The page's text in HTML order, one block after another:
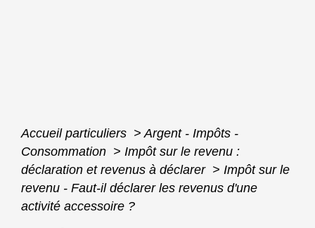
Accueil particuliers > Argent - Impôts -
Consommation > Impôt sur le revenu :
déclaration et revenus à déclarer > Impôt sur le
revenu - Faut-il déclarer les revenus d'une
activité accessoire ?